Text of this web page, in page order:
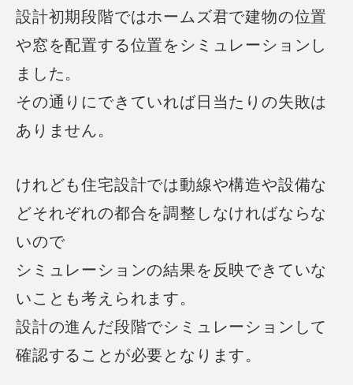
設計初期段階ではホームズ君で建物の位置
や窓を配置する位置をシミュレーションし
ました。
その通りにできていれば日当たりの失敗は
ありません。
けれども住宅設計では動線や構造や設備な
どそれぞれの都合を調整しなければならな
いので
シミュレーションの結果を反映できていな
いことも考えられます。
設計の進んだ段階でシミュレーションして
確認することが必要となります。